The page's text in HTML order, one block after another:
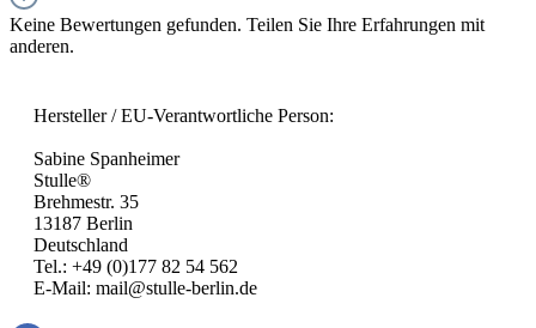
Keine Bewertungen gefunden. Teilen Sie Ihre Erfahrungen mit
anderen.
Hersteller / EU-Verantwortliche Person:
Sabine Spanheimer
Stulle®
Brehmestr. 35
13187 Berlin
Deutschland
Tel.: +49 (0)177 82 54 562
E-Mail: mail@stulle-berlin.de